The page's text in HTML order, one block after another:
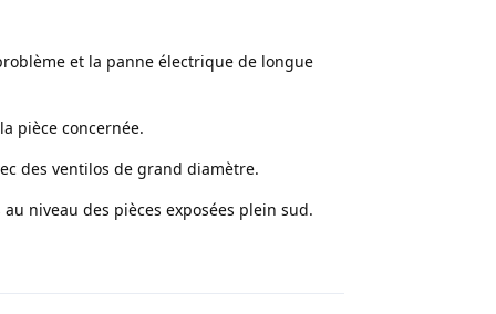
et la panne électrique de longue
pièce concernée.
des ventilos de grand diamètre.
niveau des pièces exposées plein sud.